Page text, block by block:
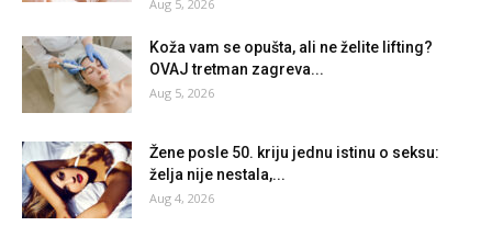
Aug 5, 2026
Koža vam se opušta, ali ne želite lifting?
OVAJ tretman zagreva...
Aug 5, 2026
Žene posle 50. kriju jednu istinu o seksu:
želja nije nestala,...
Aug 4, 2026